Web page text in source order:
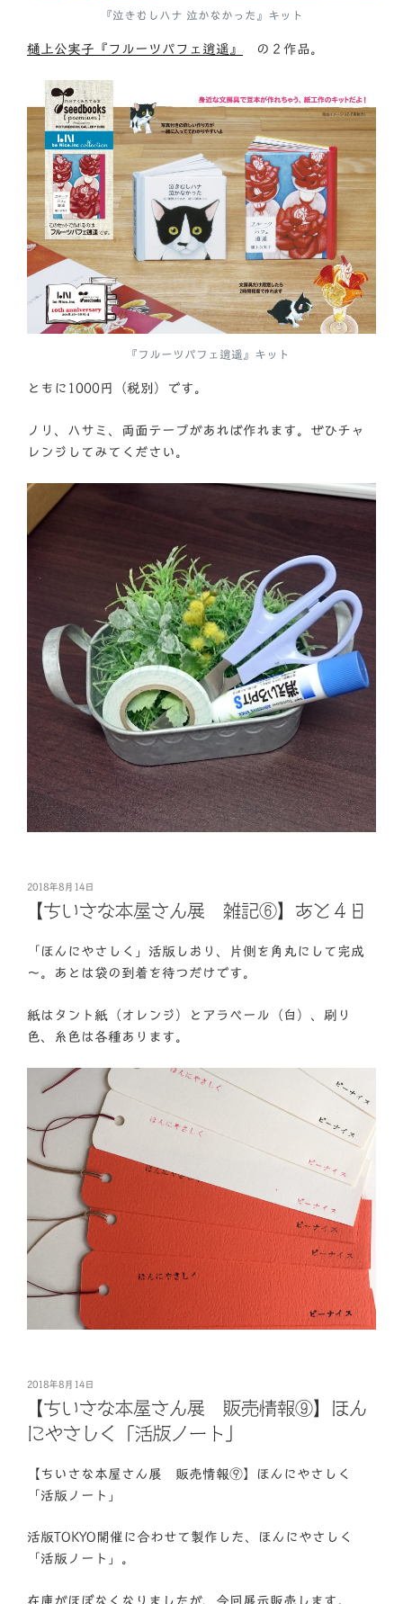
『泣きむしハナ 泣かなかった』キット
樋上公実子『フルーツパフェ逍遥』 の２作品。
『フルーツパフェ逍遥』キット
ともに1000円（税別）です。
ノリ、ハサミ、両面テープがあれば作れます。ぜひチャ
レンジしてみてください。
投
日:
2018年8月14日
【ちいさな本屋さん展 雑記⑥】あと４日
「ほんにやさしく」活版しおり、片側を角丸にして完成
～。あとは袋の到着を待つだけです。
紙はタント紙（オレンジ）とアラベール（白）、刷り
色、糸色は各種あります。
投
日:
2018年8月14日
【ちいさな本屋さん展 販売情報⑨】ほん
にやさしく「活版ノート」
【ちいさな本屋さん展 販売情報⑨】ほんにやさしく
「活版ノート」
活版TOKYO開催に合わせて製作した、ほんにやさしく
「活版ノート」。
在庫がほぼなくなりましたが、今回展示販売します。